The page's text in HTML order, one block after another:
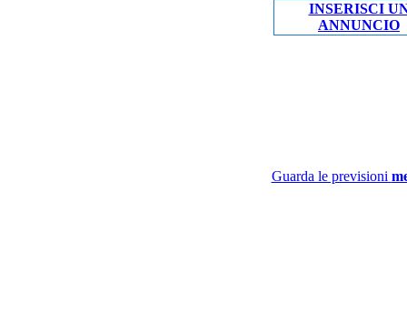
INSERISCI
ANNUNCIO
Guarda le previsioni